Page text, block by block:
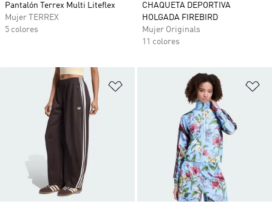
Pantalón Terrex Multi Liteflex
Mujer TERREX
5 colores
CHAQUETA DEPORTIVA
HOLGADA FIREBIRD
Mujer Originals
11 colores
Añadir a la lista de deseos